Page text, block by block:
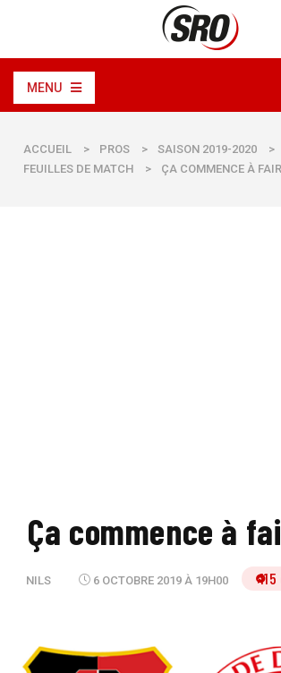
MENU
ACCUEIL > PROS > SAISON 2019-2020 >
FEUILLES DE MATCH
> ÇA COMMENCE À
Ça commence à
NILS 6 OCTOBRE 2019 À 19H00